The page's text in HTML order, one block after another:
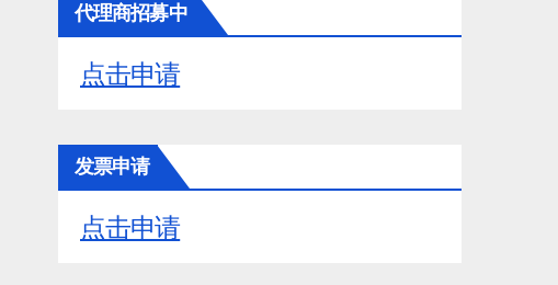
代理商招募中
点击申请
发票申请
点击申请